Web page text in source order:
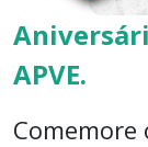
APVE.
Comemore